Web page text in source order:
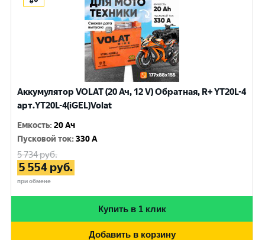
Аккумулятор VOLAT (20 Ач, 12 V) Обратная, R+ YT20L-4
арт.YT20L-4(iGEL)Volat
Емкость:20 Ач
Пусковой ток:330 A
5 734руб.
5 554 руб.
при обмене
Купить в 1 клик
Добавить в корзину